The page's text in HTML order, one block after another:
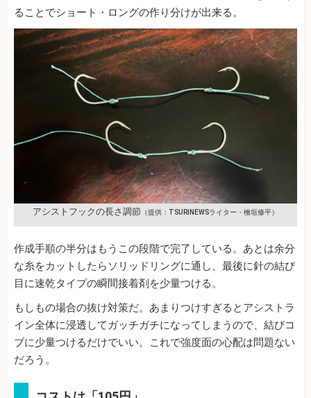
ることでショート・ロングの作り分けが出来る。
アシストフックの長さ調節 （提供：TSURINEWSライター・檜垣修平）
作成手順の半分はもうこの段階で完了している。あとは余分
な糸をカットしたらソリッドリングに通し、最後に針の結び
目に速乾タイプの瞬間接着剤を少量つける。
もしもの場合の抜け対策だ。あまりつけすぎるとアシストラ
イン全体に浸透してガッチガチになってしまうので、結びコ
ブに少量つけるだけでいい。これで強度面の心配は問題ない
だろう。